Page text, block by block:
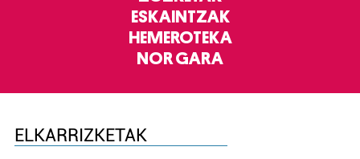
ESKAINTZAK
HEMEROTEKA
NOR GARA
ELKARRIZKETAK